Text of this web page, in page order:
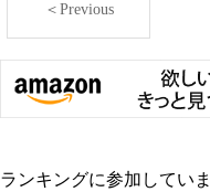
＜Previous
ランキングに参加してい